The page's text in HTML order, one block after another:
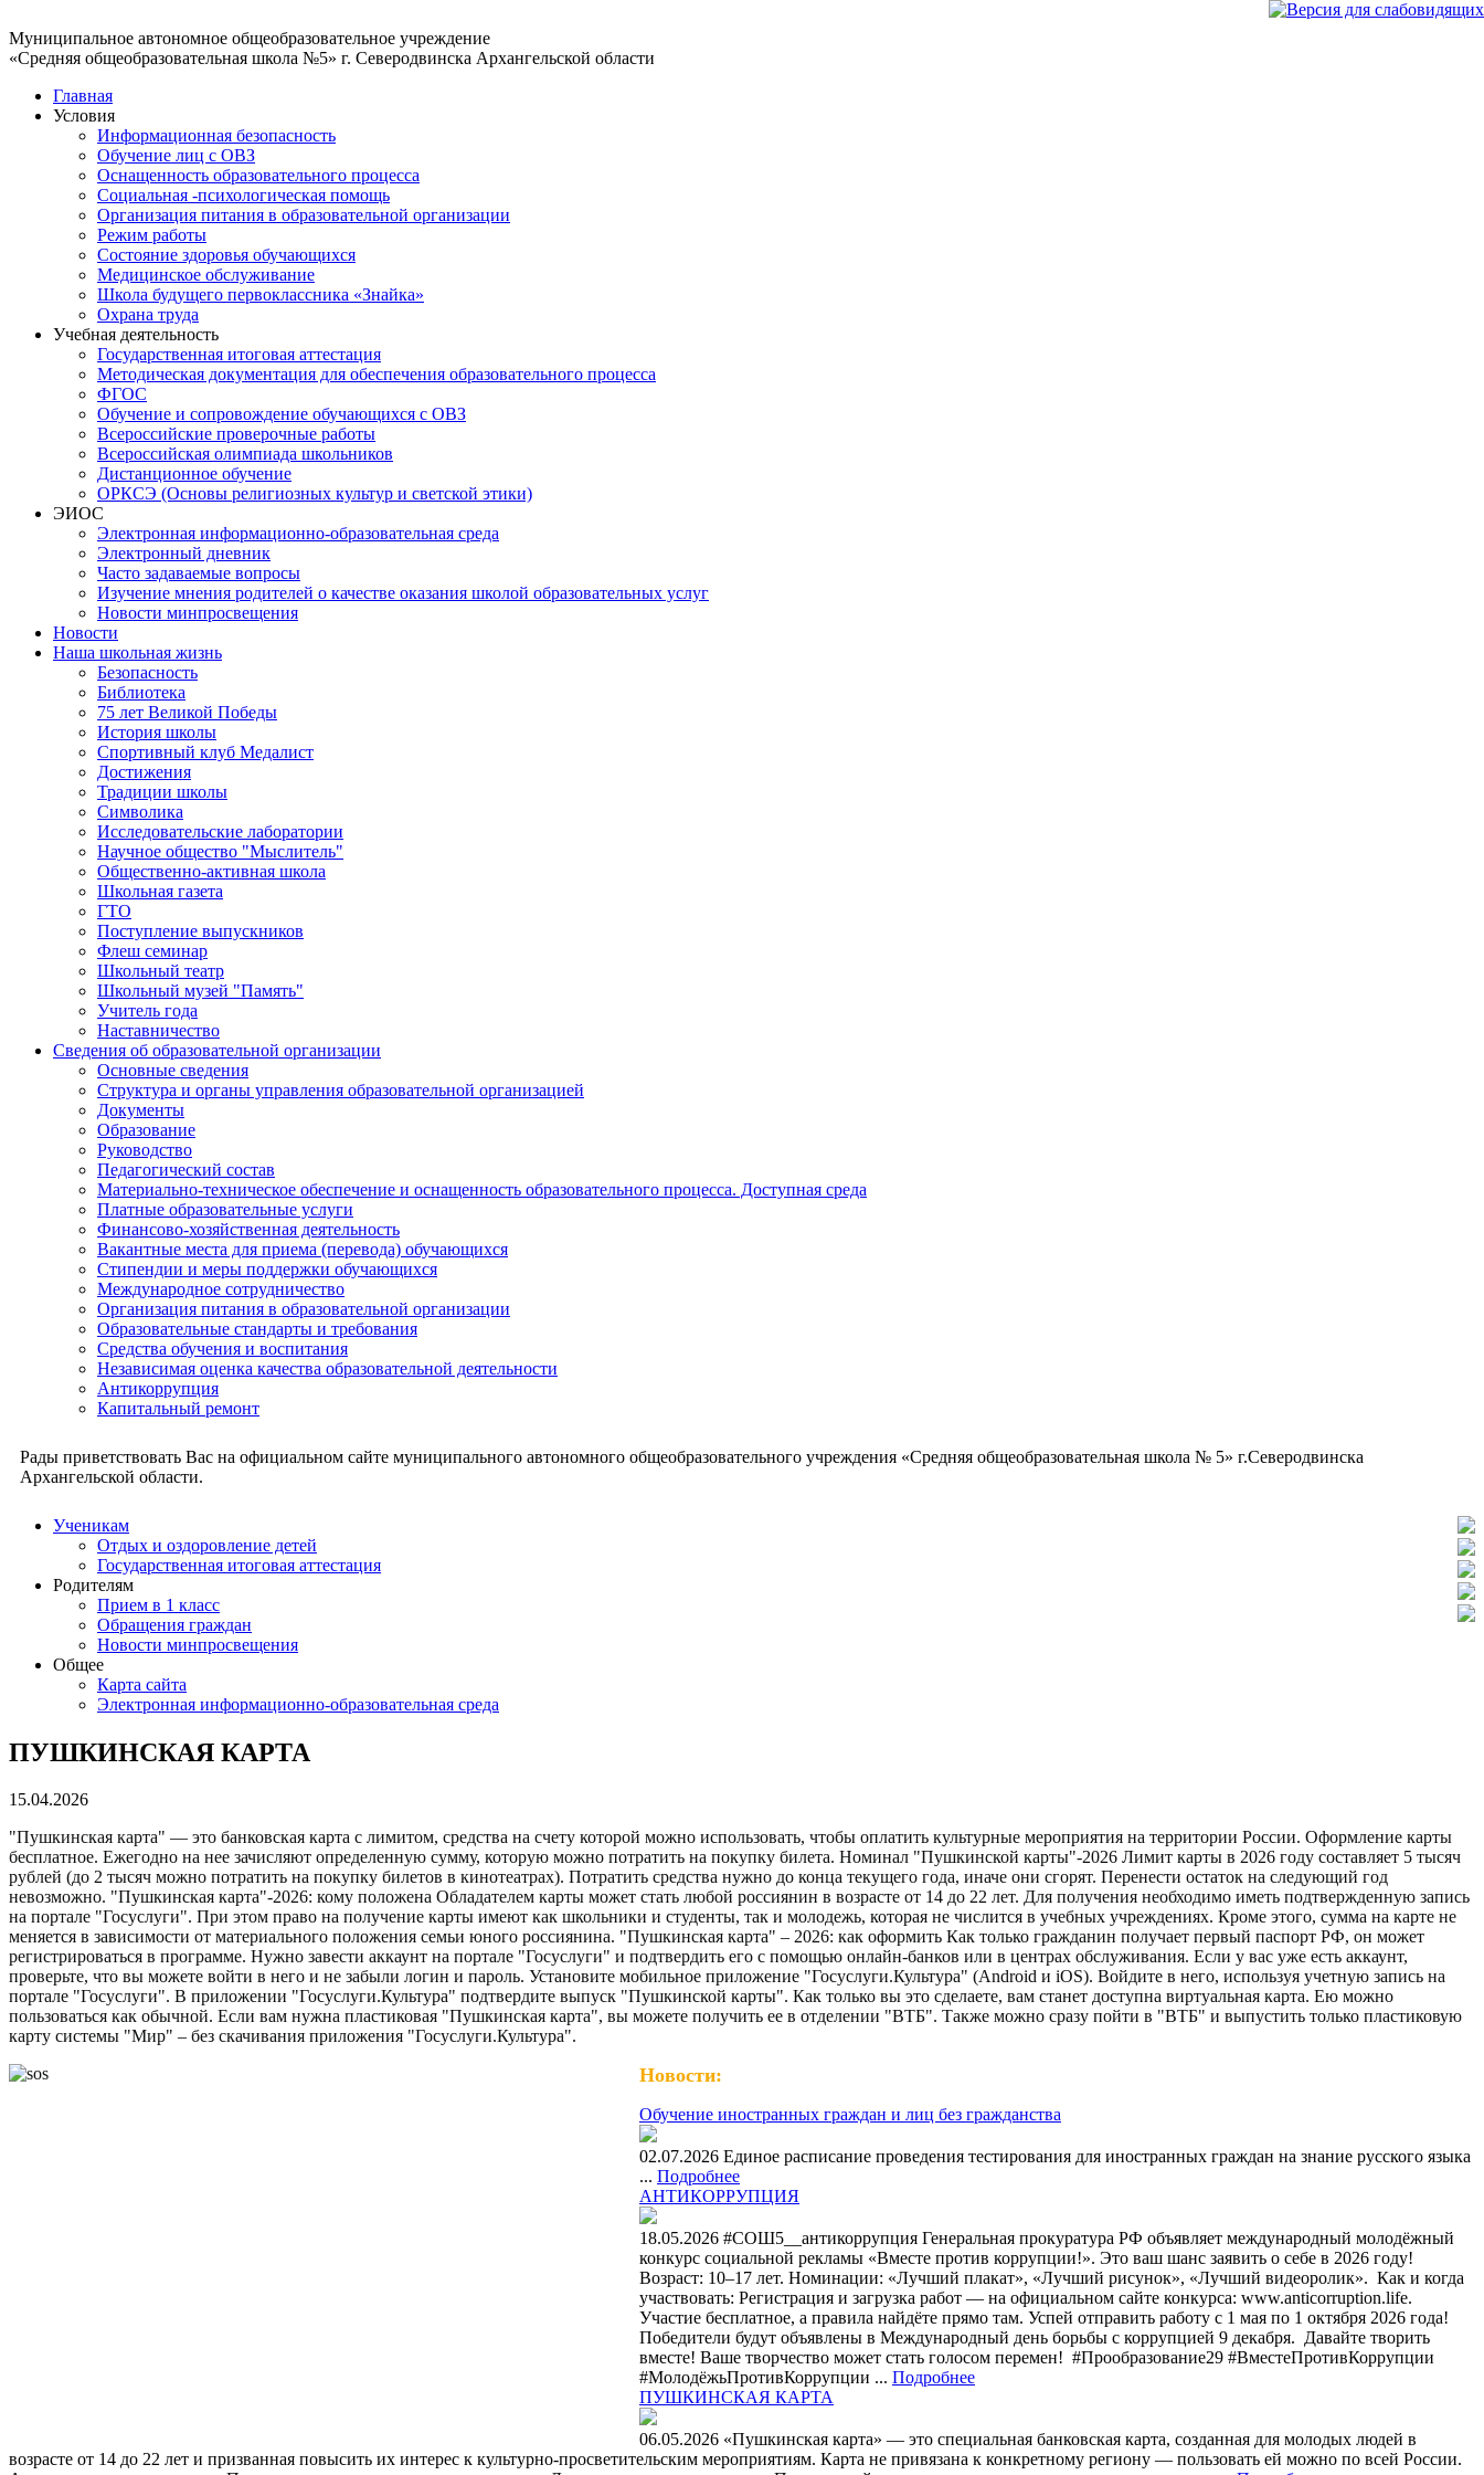
Муниципальное автономное общеобразовательное учреждение
«Средняя общеобразовательная школа №5» г. Северодвинска Архангельской области
Главная
Условия
Информационная безопасность
Обучение лиц с ОВЗ
Оснащенность образовательного процесса
Социальная -психологическая помощь
Организация питания в образовательной организации
Режим работы
Состояние здоровья обучающихся
Медицинское обслуживание
Школа будущего первоклассника «Знайка»
Охрана труда
Учебная деятельность
Государственная итоговая аттестация
Методическая документация для обеспечения образовательного процесса
ФГОС
Обучение и сопровождение обучающихся с ОВЗ
Всероссийские проверочные работы
Всероссийская олимпиада школьников
Дистанционное обучение
ОРКСЭ (Основы религиозных культур и светской этики)
ЭИОС
Электронная информационно-образовательная среда
Электронный дневник
Часто задаваемые вопросы
Изучение мнения родителей о качестве оказания школой образовательных услуг
Новости минпросвещения
Новости
Наша школьная жизнь
Безопасность
Библиотека
75 лет Великой Победы
История школы
Спортивный клуб Медалист
Достижения
Традиции школы
Символика
Исследовательские лаборатории
Научное общество "Мыслитель"
Общественно-активная школа
Школьная газета
ГТО
Поступление выпускников
Флеш семинар
Школьный театр
Школьный музей "Память"
Учитель года
Наставничество
Сведения об образовательной организации
Основные сведения
Структура и органы управления образовательной организацией
Документы
Образование
Руководство
Педагогический состав
Материально-техническое обеспечение и оснащенность образовательного процесса. Доступная среда
Платные образовательные услуги
Финансово-хозяйственная деятельность
Вакантные места для приема (перевода) обучающихся
Стипендии и меры поддержки обучающихся
Международное сотрудничество
Организация питания в образовательной организации
Образовательные стандарты и требования
Средства обучения и воспитания
Независимая оценка качества образовательной деятельности
Антикоррупция
Капитальный ремонт
Рады приветствовать Вас на официальном сайте муниципального автономного общеобразовательного учреждения «Средняя общеобразовательная школа № 5» г.Северодвинска
Архангельской области.
Ученикам
Отдых и оздоровление детей
Государственная итоговая аттестация
Родителям
Прием в 1 класс
Обращения граждан
Новости минпросвещения
Общее
Карта сайта
Электронная информационно-образовательная среда
ПУШКИНСКАЯ КАРТА
15.04.2026
"Пушкинская карта" — это банковская карта с лимитом, средства на счету которой можно использовать, чтобы оплатить культурные мероприятия на территории России. Оформление карты
бесплатное. Ежегодно на нее зачисляют определенную сумму, которую можно потратить на покупку билета. Номинал "Пушкинской карты"-2026 Лимит карты в 2026 году составляет 5 тысяч
рублей (до 2 тысяч можно потратить на покупку билетов в кинотеатрах). Потратить средства нужно до конца текущего года, иначе они сгорят. Перенести остаток на следующий год
невозможно. "Пушкинская карта"-2026: кому положена Обладателем карты может стать любой россиянин в возрасте от 14 до 22 лет. Для получения необходимо иметь подтвержденную запись
на портале "Госуслуги". При этом право на получение карты имеют как школьники и студенты, так и молодежь, которая не числится в учебных учреждениях. Кроме этого, сумма на карте не
меняется в зависимости от материального положения семьи юного россиянина. "Пушкинская карта" – 2026: как оформить Как только гражданин получает первый паспорт РФ, он может
регистрироваться в программе. Нужно завести аккаунт на портале "Госуслуги" и подтвердить его с помощью онлайн-банков или в центрах обслуживания. Если у вас уже есть аккаунт,
проверьте, что вы можете войти в него и не забыли логин и пароль. Установите мобильное приложение "Госуслуги.Культура" (Android и iOS). Войдите в него, используя учетную запись на
портале "Госуслуги". В приложении "Госуслуги.Культура" подтвердите выпуск "Пушкинской карты". Как только вы это сделаете, вам станет доступна виртуальная карта. Ею можно
пользоваться как обычной. Если вам нужна пластиковая "Пушкинская карта", вы можете получить ее в отделении "ВТБ". Также можно сразу пойти в "ВТБ" и выпустить только пластиковую
карту системы "Мир" – без скачивания приложения "Госуслуги.Культура".
Новости:
Обучение иностранных граждан и лиц без гражданства
02.07.2026 Единое расписание проведения тестирования для иностранных граждан на знание русского языка
... Подробнее
АНТИКОРРУПЦИЯ
18.05.2026 #СОШ5__антикоррупция Генеральная прокуратура РФ объявляет международный молодёжный
конкурс социальной рекламы «Вместе против коррупции!». Это ваш шанс заявить о себе в 2026 году! ⁣
Возраст: 10–17 лет. Номинации: «Лучший плакат», «Лучший рисунок», «Лучший видеоролик». ⁣ Как и когда
участвовать: Регистрация и загрузка работ — на официальном сайте конкурса: www.anticorruption.life.
Участие бесплатное, а правила найдёте прямо там. Успей отправить работу с 1 мая по 1 октября 2026 года!
Победители будут объявлены в Международный день борьбы с коррупцией 9 декабря. ⁣ Давайте творить
вместе! Ваше творчество может стать голосом перемен! ⁣ #Прообразование29 #ВместеПротивКоррупции
#МолодёжьПротивКоррупции ... Подробнее
ПУШКИНСКАЯ КАРТА
06.05.2026 «Пушкинская карта» — это специальная банковская карта, созданная для молодых людей в
возрасте от 14 до 22 лет и призванная повысить их интерес к культурно-просветительским мероприятиям. Карта не привязана к конкретному региону — пользовать ей можно по всей России.